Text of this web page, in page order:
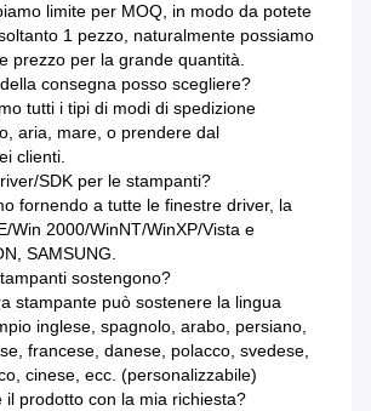
limite per MOQ, in modo da potete
1 pezzo, naturalmente possiamo
prezzo per la grande quantità.
consegna posso scegliere?
tutti i tipi di modi di spedizione
aria, mare, o prendere dal
clienti.
SDK per le stampanti?
fornendo a tutte le finestre driver, la
Win 2000/WinNT/WinXP/Vista e
SAMSUNG.
sostengono?
stampante può sostenere la lingua
inglese, spagnolo, arabo, persiano,
francese, danese, polacco, svedese,
cinese, ecc. (personalizzabile)
il prodotto con la mia richiesta?